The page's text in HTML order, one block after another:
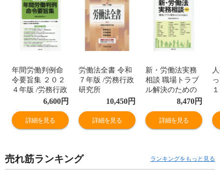
年間労働判例命
令要旨集 ２０２
４年版 /労務行政
6,600円
詳細を見る
労働法全書 令和
７年版 /労務行政
研究所
10,450円
詳細を見る
新・労働法実務
相談 職場トラブ
ル解決のための
Ｑ＆Ａ 新版（第
４版） /労務行政
研究所
8,470円
詳細を見る
売れ筋ランキング ランキングをもっと見る